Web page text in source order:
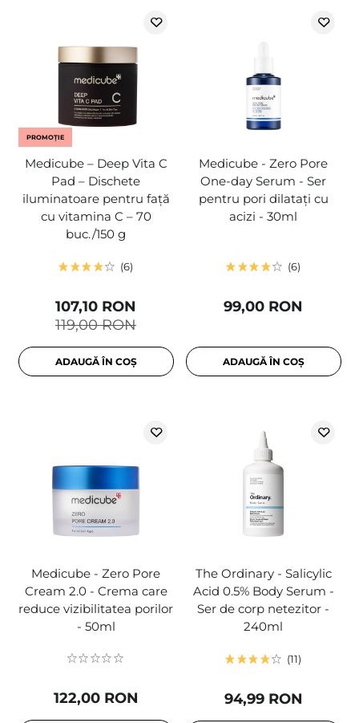
PROMOȚIE
Medicube – Deep Vita C
Pad – Dischete
iluminatoare pentru față
cu vitamina C – 70
buc./150 g
6
119,00 RON
107,10 RON
ADAUGĂ ÎN COȘ
Medicube - Zero Pore
One-day Serum - Ser
pentru pori dilatați cu
acizi - 30ml
6
99,00 RON
ADAUGĂ ÎN COȘ
Medicube - Zero Pore
Cream 2.0 - Crema care
reduce vizibilitatea porilor
- 50ml
122,00 RON
The Ordinary - Salicylic
Acid 0.5% Body Serum -
Ser de corp netezitor -
240ml
11
94,99 RON